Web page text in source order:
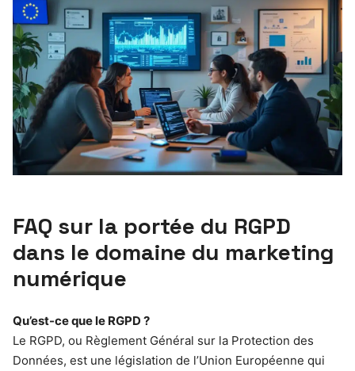
FAQ sur la portée du RGPD
dans le domaine du marketing
numérique
Qu’est-ce que le RGPD ?
Le RGPD, ou Règlement Général sur la Protection des
Données, est une législation de l’Union Européenne qui